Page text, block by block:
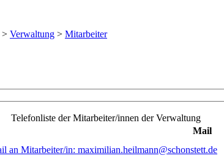
> Verwaltung > Mitarbeiter
Telefonliste der Mitarbeiter/innen der Verwaltung
Mail